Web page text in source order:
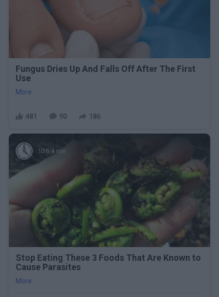
Fungus Dries Up And Falls Off After The First
Use
More
481 90 186
10 h 4 min
Stop Eating These 3 Foods That Are Known to
Cause Parasites
More